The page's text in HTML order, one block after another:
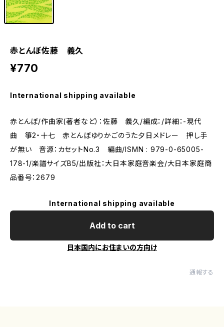
赤とんぼ佐藤 義久
¥770
International shipping available
赤とんぼ/作曲家(著者など）：佐藤 義久/編成：/詳細：-現代
曲 箏2・十七 赤とんぼゆりかごのうた夕日メドレー 押し手
が無い 音源：カセットNo.3 編曲/ISMN : 979-0-65005-
178-1/楽譜サイズB5/出版社：大日本家庭音楽会/大日本家庭商
品番号：2679
International shipping available
Add to cart
日本国内にお住まいの方向け
通報する